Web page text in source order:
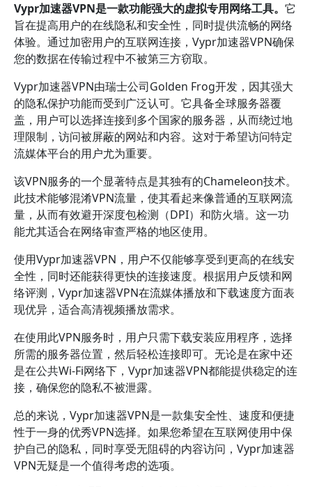
Vypr加速器VPN是一款功能强大的虚拟专用网络工具。 它
旨在提高用户的在线隐私和安全性，同时提供流畅的网络
体验。通过加密用户的互联网连接，Vypr加速器VPN确保
您的数据在传输过程中不被第三方窃取。
Vypr加速器VPN由瑞士公司Golden Frog开发，因其强大
的隐私保护功能而受到广泛认可。它具备全球服务器覆
盖，用户可以选择连接到多个国家的服务器，从而绕过地
理限制，访问被屏蔽的网站和内容。这对于希望访问特定
流媒体平台的用户尤为重要。
该VPN服务的一个显著特点是其独有的Chameleon技术。
此技术能够混淆VPN流量，使其看起来像普通的互联网流
量，从而有效避开深度包检测（DPI）和防火墙。这一功
能尤其适合在网络审查严格的地区使用。
使用Vypr加速器VPN，用户不仅能够享受到更高的在线安
全性，同时还能获得更快的连接速度。根据用户反馈和网
络评测，Vypr加速器VPN在流媒体播放和下载速度方面表
现优异，适合高清视频播放需求。
在使用此VPN服务时，用户只需下载安装应用程序，选择
所需的服务器位置，然后轻松连接即可。无论是在家中还
是在公共Wi-Fi网络下，Vypr加速器VPN都能提供稳定的连
接，确保您的隐私不被泄露。
总的来说，Vypr加速器VPN是一款集安全性、速度和便捷
性于一身的优秀VPN选择。如果您希望在互联网使用中保
护自己的隐私，同时享受无阻碍的内容访问，Vypr加速器
VPN无疑是一个值得考虑的选项。